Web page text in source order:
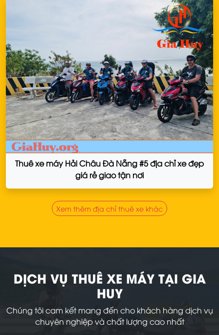
Thuê xe máy Hải Châu Đà Nẵng #5 địa chỉ xe đẹp
giá rẻ giao tận nơi
Xem thêm địa chỉ thuê xe khác
DỊCH VỤ THUÊ XE MÁY TẠI GIA
HUY
Chúng tôi cam kết mang đến cho khách hàng dịch vụ
chuyên nghiệp và chất lượng cao nhất